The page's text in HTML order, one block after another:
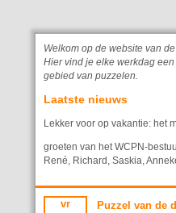
Welkom op de website van
Hier vind je elke werkdag
gebied van puzzelen.
Laatste nieuws
Lekker voor op vakantie: het
groeten van het WCPN-
René, Richard, Saskia,
vr Puzzel van de